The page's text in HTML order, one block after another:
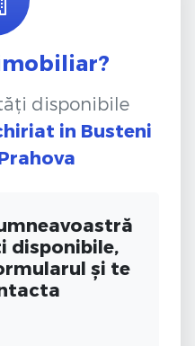
disponibile
in Busteni
disponibile,
și te